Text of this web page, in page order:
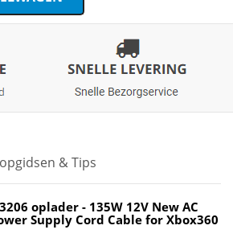
& Tips
oplader - 135W 12V New AC
Supply Cord Cable for Xbox360